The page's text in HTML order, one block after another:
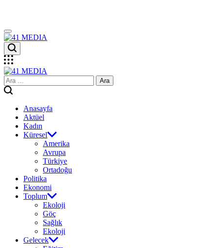
Skip
to
content
41
MEDIA
41
MEDIA
Arama:
Anasayfa
Aktüel
Kadın
Küresel
Amerika
Avrupa
Türkiye
Ortadoğu
Politika
Ekonomi
Toplum
Ekoloji
Göç
Sağlık
Ekoloji
Gelecek